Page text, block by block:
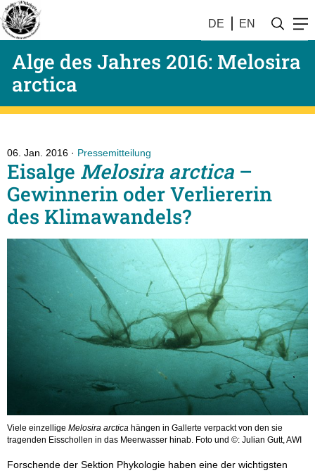
DE EN
Alge des Jahres 2016: Melosira
arctica
06. Jan. 2016 Pressemitteilung
Eisalge Melosira arctica –
Gewinnerin oder Verliererin
des Klimawandels?
Viele einzellige Melosira arctica hängen in Gallerte verpackt von den sie
tragenden Eisschollen in das Meerwasser hinab. Foto und ©: Julian Gutt, AWI
Forschende der Sektion Phykologie haben eine der wichtigsten